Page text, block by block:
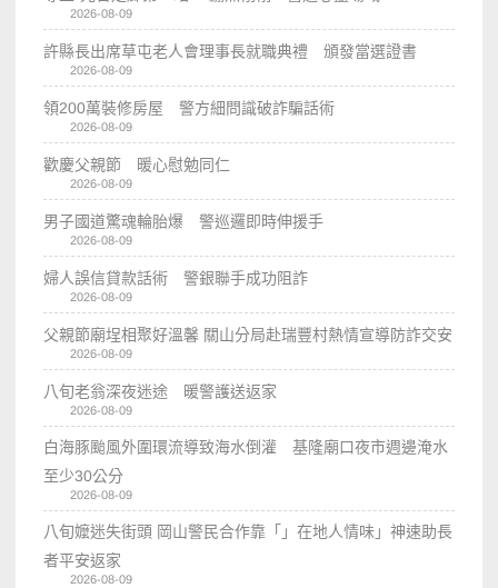
2026-08-09
許縣長出席草屯老人會理事長就職典禮 頒發當選證書
2026-08-09
領200萬裝修房屋 警方細問識破詐騙話術
2026-08-09
歡慶父親節 暖心慰勉同仁
2026-08-09
男子國道驚魂輪胎爆 警巡邏即時伸援手
2026-08-09
婦人誤信貸款話術 警銀聯手成功阻詐
2026-08-09
父親節廟埕相聚好溫馨 關山分局赴瑞豐村熱情宣導防詐交安
2026-08-09
八旬老翁深夜迷途 暖警護送返家
2026-08-09
白海豚颱風外圍環流導致海水倒灌 基隆廟口夜市週邊淹水
至少30公分
2026-08-09
八旬嬤迷失街頭 岡山警民合作靠「」在地人情味」神速助長
者平安返家
2026-08-09